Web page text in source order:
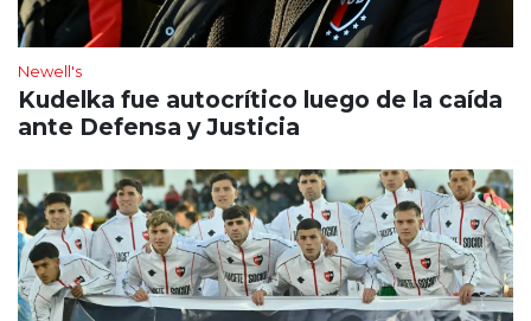
Newell's
Kudelka fue autocrítico luego de la caída
ante Defensa y Justicia